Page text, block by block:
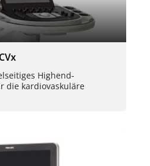
Highend-
die kardiovaskuläre